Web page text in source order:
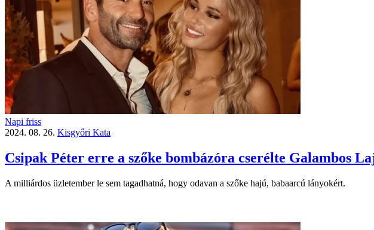
Napi friss
2024. 08. 26. Kisgyőri Kata
Csipak Péter erre a szőke bombázóra cserélte Galambos
A milliárdos üzletember le sem tagadhatná, hogy odavan a szőke hajú, babaarcú lányokért.